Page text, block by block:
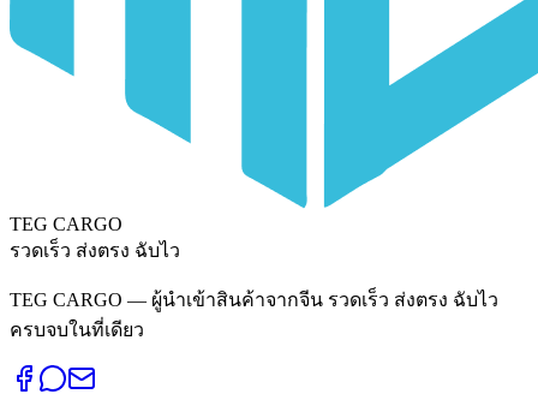
TEG CARGO
รวดเร็ว ส่งตรง ฉับไว
TEG CARGO — ผู้นำเข้าสินค้าจากจีน รวดเร็ว ส่งตรง ฉับไว
ครบจบในที่เดียว